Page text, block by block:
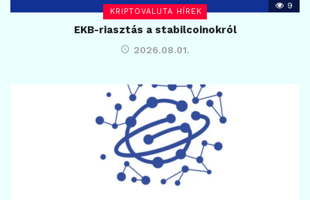
KRIPTOVALUTA HÍREK
9
EKB-riasztás a stabilcoinokról
2026.08.01.